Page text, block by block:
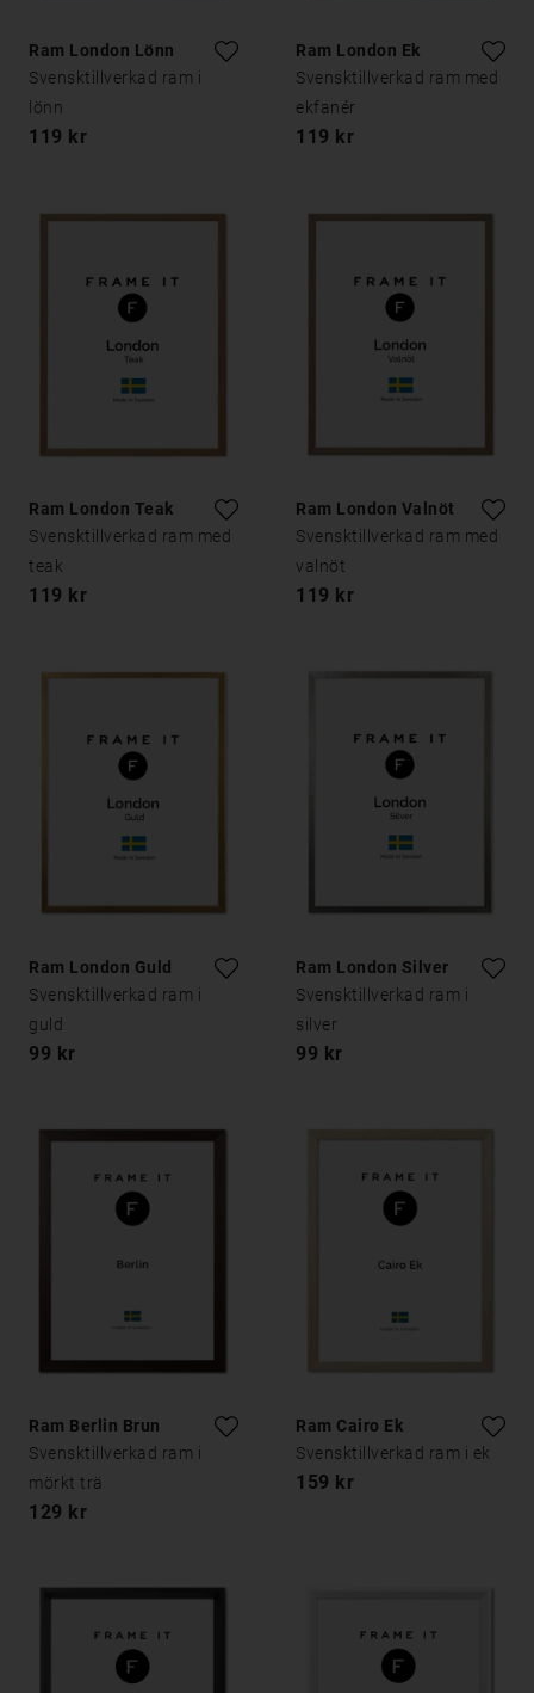
Ram London Lönn
Svensktillverkad ram i
lönn
119 kr
Ram London Ek
Svensktillverkad ram med
ekfanér
119 kr
Ram London Teak
Svensktillverkad ram med
teak
119 kr
Ram London Valnöt
Svensktillverkad ram med
valnöt
119 kr
Ram London Guld
Svensktillverkad ram i
guld
99 kr
Ram London Silver
Svensktillverkad ram i
silver
99 kr
Ram Berlin Brun
Svensktillverkad ram i
mörkt trä
129 kr
Ram Cairo Ek
Svensktillverkad ram i ek
159 kr